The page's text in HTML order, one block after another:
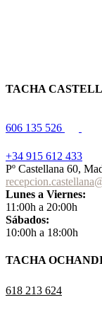
TACHA
606 135 526
+34 915 612 433
Pº Castellana 60,
Lunes a Viernes:
11:00h a 20:00h
Sábados:
10:00h a 18:00h
TACHA
618 213 624